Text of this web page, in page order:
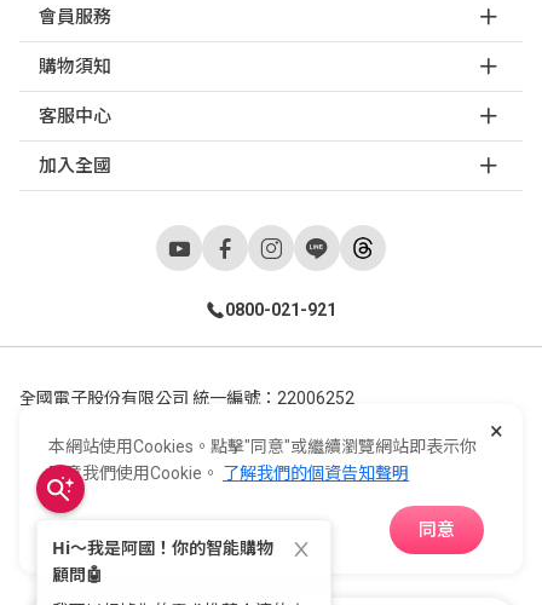
會員服務
購物須知
客服中心
加入全國
0800-021-921
全國電子股份有限公司 統一編號：22006252
Copyright ©2026© E-Life Co., Ltd. All Rights Reserved.
×
本網站使用Cookies。點擊"同意"或繼續瀏覽網站即表示你
同意我們使用Cookie。 了解我們的個資告知聲明
同意